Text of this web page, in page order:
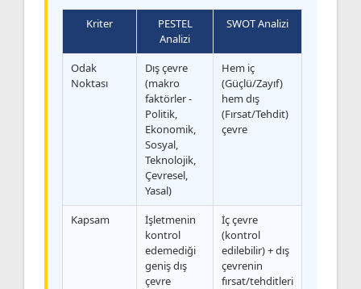
Kriter
PESTEL
Analizi
SWOT Analizi
Odak
Noktası
Dış çevre
(makro
faktörler -
Politik,
Ekonomik,
Sosyal,
Teknolojik,
Çevresel,
Yasal)
Hem iç
(Güçlü/Zayıf)
hem dış
(Fırsat/Tehdit)
çevre
Kapsam
İşletmenin
kontrol
edemediği
geniş dış
çevre
İç çevre
(kontrol
edilebilir) + dış
çevrenin
fırsat/tehditleri